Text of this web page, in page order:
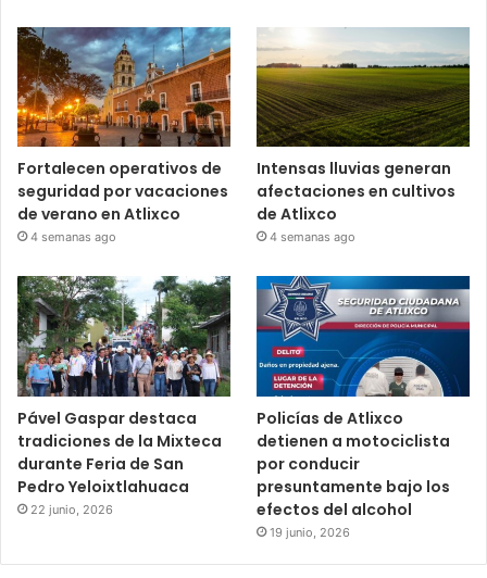
Fortalecen operativos de
seguridad por vacaciones
de verano en Atlixco
4 semanas ago
Intensas lluvias generan
afectaciones en cultivos
de Atlixco
4 semanas ago
Pável Gaspar destaca
tradiciones de la Mixteca
durante Feria de San
Pedro Yeloixtlahuaca
22 junio, 2026
Policías de Atlixco
detienen a motociclista
por conducir
presuntamente bajo los
efectos del alcohol
19 junio, 2026